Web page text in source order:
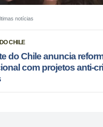
notícias
CHILE
do Chile anuncia
com projetos anti-